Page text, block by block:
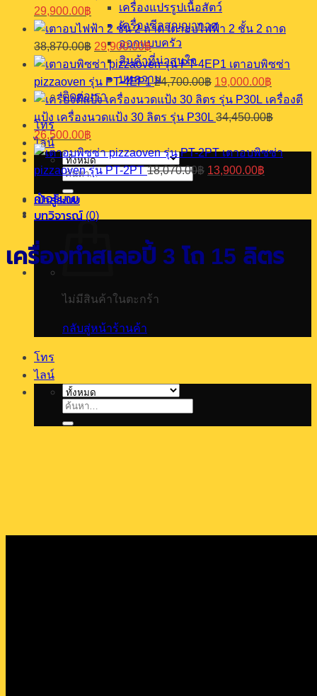
เครื่องแปรรูปเนื้อสัตว์
เครื่องซีลสุญญากาศ
ออกแบบครัว
สินค้าที่น่าสนใจ
บทความ
ติดต่อเรา
โทร
ไลน์
ค้นหา:
เข้าสู่ระบบ
ไม่มีสินค้าในตะกร้า
กลับสู่หน้าร้านค้า
โทร
ไลน์
ค้นหา:
โถ
15
ลิตร
ชิ้น
Original
price
was:
38,870.00฿.
29,900.00฿ Current
price
is:
29,900.00฿.
เตาอบไฟฟ้า 2 ชั้น 2 ถาด
38,870.00฿ Original
price
was:
38,870.00฿.
29,900.00฿Current
price
is:
29,900.00฿.
เตาอบพิซซ่า
pizzaoven รุ่น PT-4EP1 24,700.00฿ Original
price
was:
24,700.00฿.
19,000.00฿
price
is:
เครื่องตี
แป้ง เครื่องนวดแป้ง 30 ลิตร รุ่น P30L 34,450.00฿
Original
price
was:
34,450.00฿.
26,500.00฿
price
is:
26,500.00฿.
เตาอบพิซซ่า
pizzaoven รุ่น PT-2PT 18,070.00฿ Original
price
was:
13,900.00฿
price
is:
คำอธิบาย
บทวิจารณ์ (0)
เครื่องทำสเลอปี้ 3 โถ 15 ลิตร